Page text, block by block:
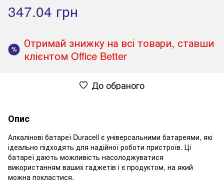
347.04 грн
%
Отримай знижку на всі товари, ставши
клієнтом Office Better
До обраного
Опис
Алкалінові батареї Duracell є універсальними батареями, які
ідеально підходять для надійної роботи пристроїв. Ці
батареї дають можливість насолоджуватися
використанням ваших гаджетів і є продуктом, на який
можна покластися.